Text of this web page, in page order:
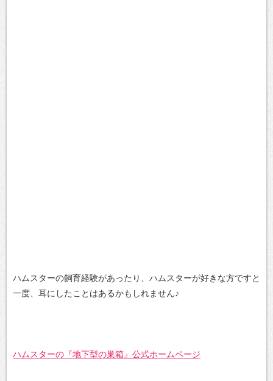
ハムスターの飼育経験があったり、ハムスターが好きな方ですと
一度、耳にしたことはあるかもしれません♪
ハムスターの『地下型の巣箱』公式ホームページ